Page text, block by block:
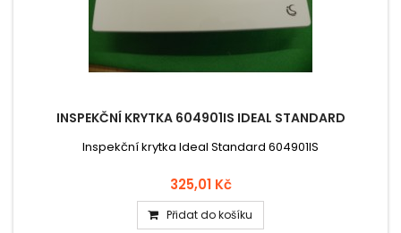
INSPEKČNÍ KRYTKA 604901IS IDEAL STANDARD
Inspekční krytka Ideal Standard 604901IS
325,01 Kč
Přidat do košíku